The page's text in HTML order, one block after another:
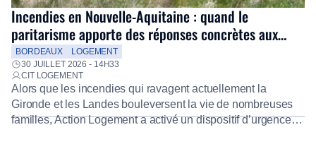
Incendies en Nouvelle-Aquitaine : quand le
paritarisme apporte des réponses concrètes aux
salariés
BORDEAUX
LOGEMENT
30 JUILLET 2026 - 14H33
CIT LOGEMENT
Alors que les incendies qui ravagent actuellement la
Gironde et les Landes bouleversent la vie de nombreuses
familles, Action Logement a activé un dispositif d’urgence